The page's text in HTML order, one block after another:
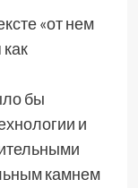
«от нем
бы
и
камнем